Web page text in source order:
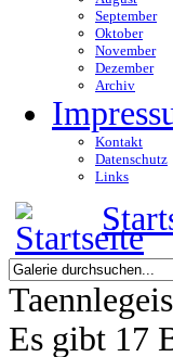
September
Oktober
November
Dezember
Archiv
Kontakt
Datenschutz
Links
Es gibt 17